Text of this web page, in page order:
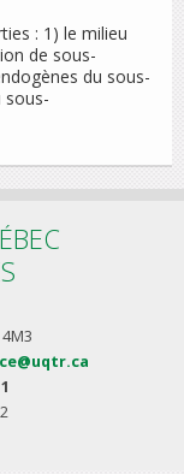
: 1) le milieu
de sous-
du sous-
sous-